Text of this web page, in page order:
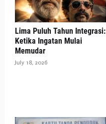
Lima Puluh Tahun Integrasi:
Ketika Ingatan Mulai
Memudar
July 18, 2026